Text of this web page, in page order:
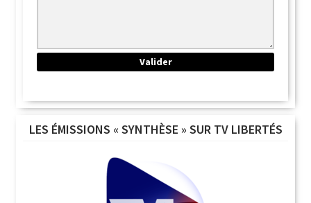
LES ÉMISSIONS « SYNTHÈSE » SUR TV LIBERTÉS